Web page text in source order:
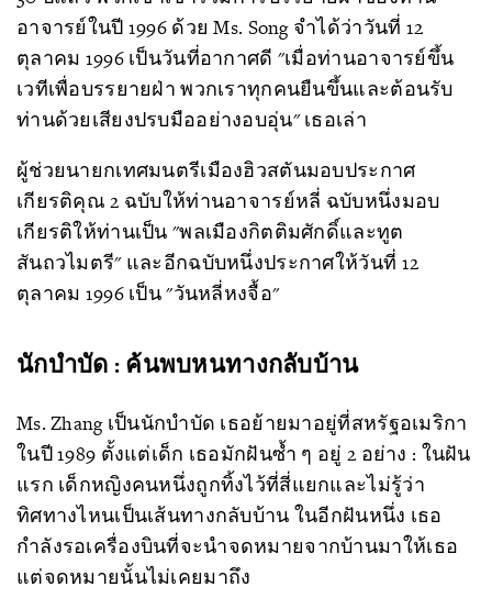
อาจารย์ในปี 1996 ด้วย Ms. Song จำได้ว่าวันที่ 12
ตุลาคม 1996 เป็นวันที่อากาศดี "เมื่อท่านอาจารย์ขึ้น
เวทีเพื่อบรรยายฝ่า พวกเราทุกคนยืนขึ้นและต้อนรับ
ท่านด้วยเสียงปรบมืออย่างอบอุ่น" เธอเล่า
ผู้ช่วยนายกเทศมนตรีเมืองฮิวสตันมอบประกาศ
เกียรติคุณ 2 ฉบับให้ท่านอาจารย์หลี่ ฉบับหนึ่งมอบ
เกียรติให้ท่านเป็น "พลเมืองกิตติมศักดิ์และทูต
สันถวไมตรี" และอีกฉบับหนึ่งประกาศให้วันที่ 12
ตุลาคม 1996 เป็น "วันหลี่หงจื้อ"
นักบำบัด : ค้นพบหนทางกลับบ้าน
Ms. Zhang เป็นนักบำบัด เธอย้ายมาอยู่ที่สหรัฐอเมริกา
ในปี 1989 ตั้งแต่เด็ก เธอมักฝันซ้ำ ๆ อยู่ 2 อย่าง : ในฝัน
แรก เด็กหญิงคนหนึ่งถูกทิ้งไว้ที่สี่แยกและไม่รู้ว่า
ทิศทางไหนเป็นเส้นทางกลับบ้าน ในอีกฝันหนึ่ง เธอ
กำลังรอเครื่องบินที่จะนำจดหมายจากบ้านมาให้เธอ
แต่จดหมายนั้นไม่เคยมาถึง